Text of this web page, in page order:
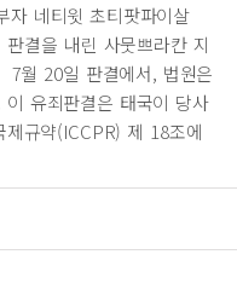
자 네티윗 초티팟파이살
결을 내린 사뭇쁘라칸 지
월 20일 판결에서, 법원은
유죄판결은 태국이 당사
규약(ICCPR) 제 18조에